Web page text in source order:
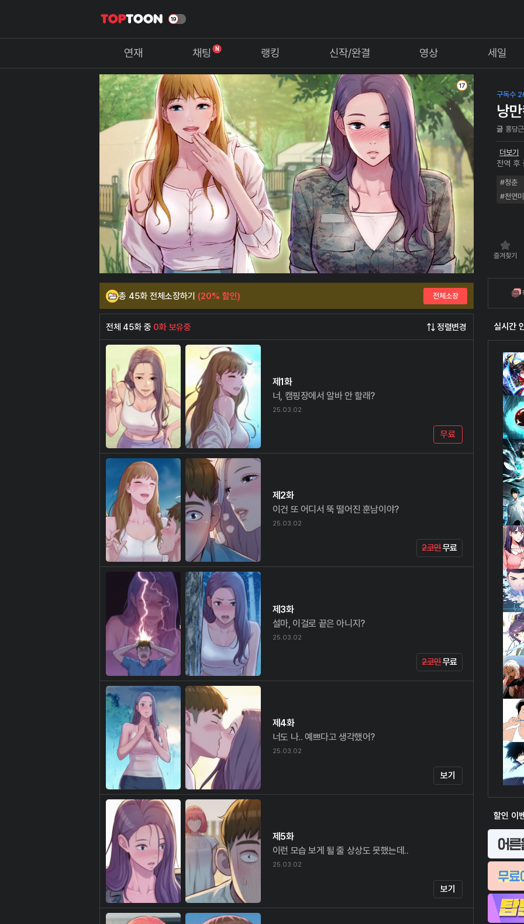
연재 채팅 N 랭킹 신작/완결 영상 세일
구독수
낭
글 홍당근
더보기
전역 후
#청춘
#천연미
즐겨찾기
실시간
할인 이
총 45화 전체소장하기 (20% 할인) 전체소장
전체 45화 중 0화 보유중 정렬변경
제1화
너, 캠핑장에서 알바 안 할래?
25.03.02
무료
제2화
이건 또 어디서 뚝 떨어진 훈남이야?
25.03.02
2코인무료
제3화
설마, 이걸로 끝은 아니지?
25.03.02
2코인무료
제4화
너도 나.. 예쁘다고 생각했어?
25.03.02
보기
제5화
이런 모습 보게 될 줄 상상도 못했는데..
25.03.02
보기